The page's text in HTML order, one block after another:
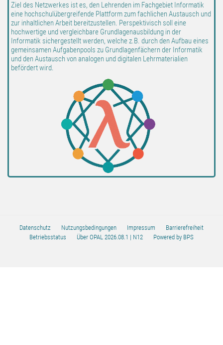
Ziel des Netzwerkes ist es, den Lehrenden im Fachgebiet Informatik
eine hochschulübergreifende Plattform zum fachlichen Austausch und
zur inhaltlichen Arbeit bereitzustellen. Perspektivisch soll eine
hochwertige und vergleichbare Grundlagenausbildung in der
Informatik sichergestellt werden, welche z.B. durch den Aufbau eines
gemeinsamen Aufgabenpools zu Grundlagenfächern der Informatik
und den Austausch von analogen und digitalen Lehrmaterialien
befördert wird.
Datenschutz Nutzungsbedingungen Impressum
Barrierefreiheit
Betriebsstatus
Über OPAL 2026.08.1 | N12 Powered by BPS